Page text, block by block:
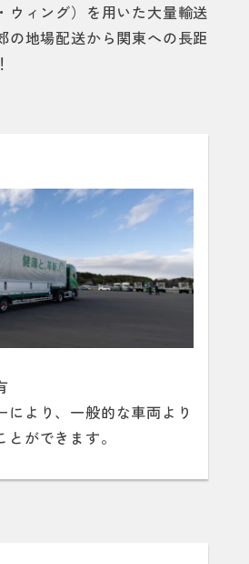
ウィング）を用いた大量輸送
の地場配送から関東への長距
により、一般的な車両より
ができます。